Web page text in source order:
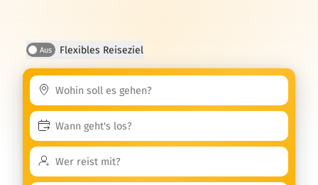
Aus Flexibles Reiseziel